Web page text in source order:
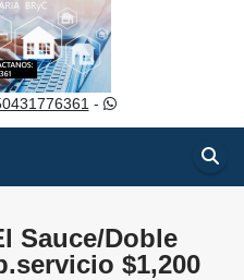
-
Sauce/Doble
$1,200